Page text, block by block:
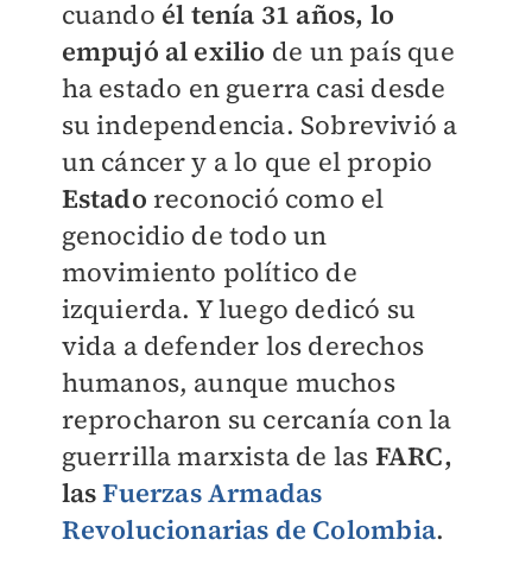
cuando él tenía 31 años, lo
empujó al exilio de un país que
ha estado en guerra casi desde
su independencia. Sobrevivió a
un cáncer y a lo que el propio
Estado reconoció como el
genocidio de todo un
movimiento político de
izquierda. Y luego dedicó su
vida a defender los derechos
humanos, aunque muchos
reprocharon su cercanía con la
guerrilla marxista de las FARC,
lasFuerzas Armadas
Revolucionarias de Colombia.